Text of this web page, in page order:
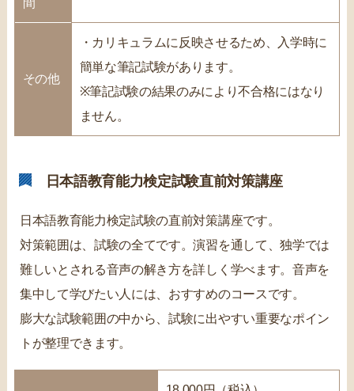
その他
・カリキュラムに反映させるため、入学時に
簡単な筆記試験があります。
※筆記試験の結果のみにより不合格にはなり
ません。
日本語教育能力検定試験直前対策講座
日本語教育能力検定試験の直前対策講座です。
対策範囲は、試験の全てです。演習を通して、独学では
難しいとされる音声の解き方を詳しく学べます。音声を
集中して学びたい人には、おすすめのコースです。
膨大な試験範囲の中から、試験に出やすい重要なポイン
トが整理できます。